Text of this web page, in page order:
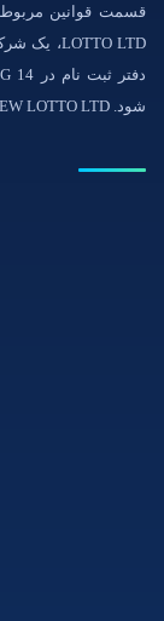
شود. NEW LOTTO LTD دارای مجوز است.